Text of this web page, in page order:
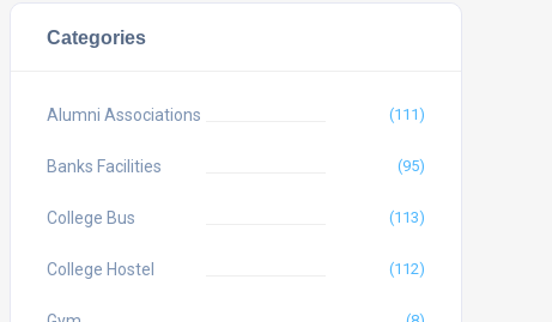
Categories
Alumni Associations (111)
Banks Facilities (95)
College Bus (113)
College Hostel (112)